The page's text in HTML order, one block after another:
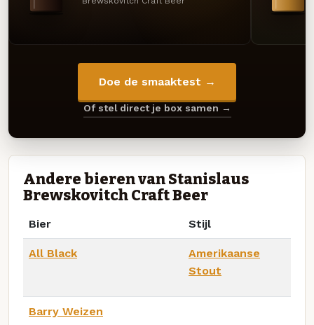
Doe de smaaktest →
Of stel direct je box samen →
Andere bieren van Stanislaus
Brewskovitch Craft Beer
Bier Stijl
All Black
Amerikaanse
Stout
Barry Weizen